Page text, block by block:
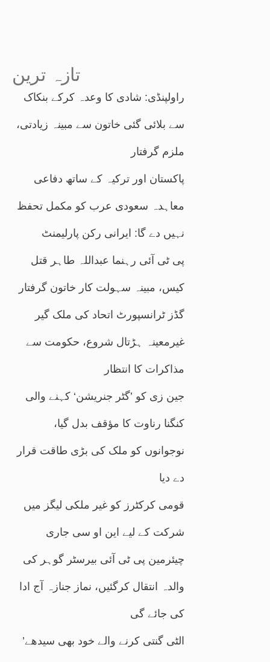
تازہ ترین
راولپنڈی: شادی کا وعدہ کرکے بنکاک
سے بلائی گئی خاتون سے مبینہ زیادتی،
ملزم گرفتار
پاکستان اور ترکیہ کے ساتھ دفاعی
معاہدہ سعودی عرب کو مکمل تحفظ
نہیں دے گا: ایرانی رکن پارلیمنٹ
پی ٹی آئی رہنما عبداللہ طاہر قتل
کیس، مبینہ سہولت کار خاتون گرفتار
گڈز ٹرانسپورٹ اتحاد کی ملک گیر
غیرمعینہ ہڑتال شروع، حکومت سے
مذاکرات کا انتظار
جین زی کو ’گٹر جنریشن‘ کہنے والی
کنگنا رناوت کا مؤقف بدل گیا،
نوجوانوں کو ملک کی بڑی طاقت قرار
دے دیا
قومی کرکٹرز کو غیر ملکی لیگز میں
شرکت کے لیے این او سی جاری
چیئرمین پی ٹی آئی بیرسٹر گوہر کی
والدہ انتقال کرگئیں، نماز جنازہ آج ادا
کی جائے گی
’الٹی گنتی کرنے والے خود بھی سیدھے